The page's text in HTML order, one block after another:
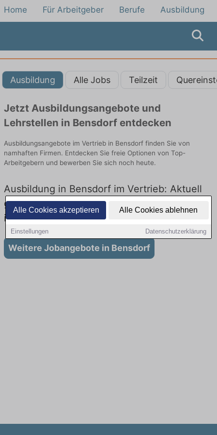
Alle Cookies akzeptieren Alle Cookies ablehnen
Einstellungen Datenschutzerklärung
Home Für Arbeitgeber Berufe Ausbildung
Ausbildung Alle Jobs Teilzeit
Jetzt Ausbildungsangebote und
Lehrstellen in Bensdorf entdecken
Ausbildungsangebote im Vertrieb in Bensdorf finden Sie von
namhaften Firmen. Entdecken Sie freie Optionen von Top-
Arbeitgebern und bewerben Sie sich noch heute.
Ausbildung in Bensdorf im Vertrieb: Aktuell
gibt es keine Stellenangebote für Ausbildung
in Bensdorf
Weitere Jobangebote in Bensdorf